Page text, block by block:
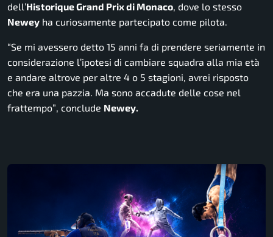
dell’Historique Grand Prix di Monaco, dove lo stesso
Newey ha curiosamente partecipato come pilota.
“Se mi avessero detto 15 anni fa di prendere seriamente in
considerazione l’ipotesi di cambiare squadra alla mia età
e andare altrove per altre 4 o 5 stagioni, avrei risposto
che era una pazzia. Ma sono accadute delle cose nel
frattempo”, conclude Newey.